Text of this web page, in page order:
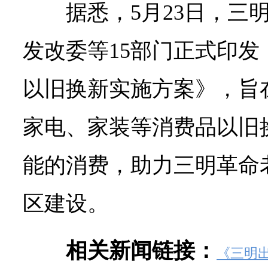
据悉，5月23日，三
发改委等15部门正式印发
以旧换新实施方案》，
家电、家装等消费品以
能的消费，助力三明革
区建设。
相关新闻链接：
《三明